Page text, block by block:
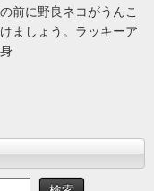
前に野良ネコがうんこ
ましょう。ラッキーア